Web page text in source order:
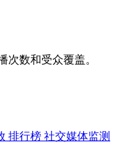
次数和受众覆盖。
排行榜 社交媒体监测